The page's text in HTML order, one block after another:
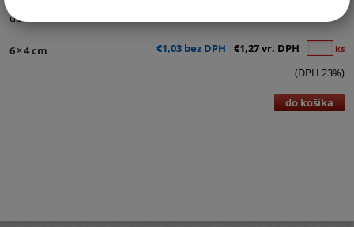
úprava.
6×4 cm €1,03 bez DPH €1,27 vr. DPH ks
(DPH 23%)
do košíka